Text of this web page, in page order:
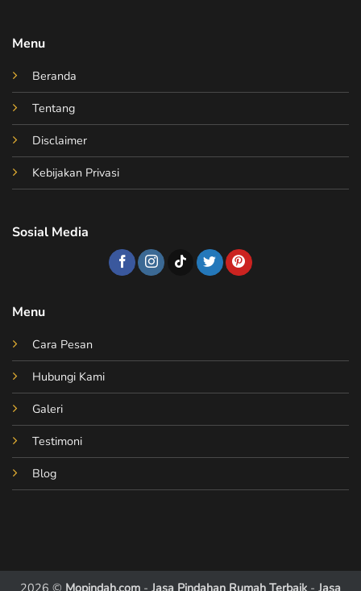
Menu
Beranda
Tentang
Disclaimer
Kebijakan Privasi
Sosial Media
Menu
Cara Pesan
Hubungi Kami
Galeri
Testimoni
Blog
2026 © Mopindah.com - Jasa Pindahan Rumah Terbaik - Jasa